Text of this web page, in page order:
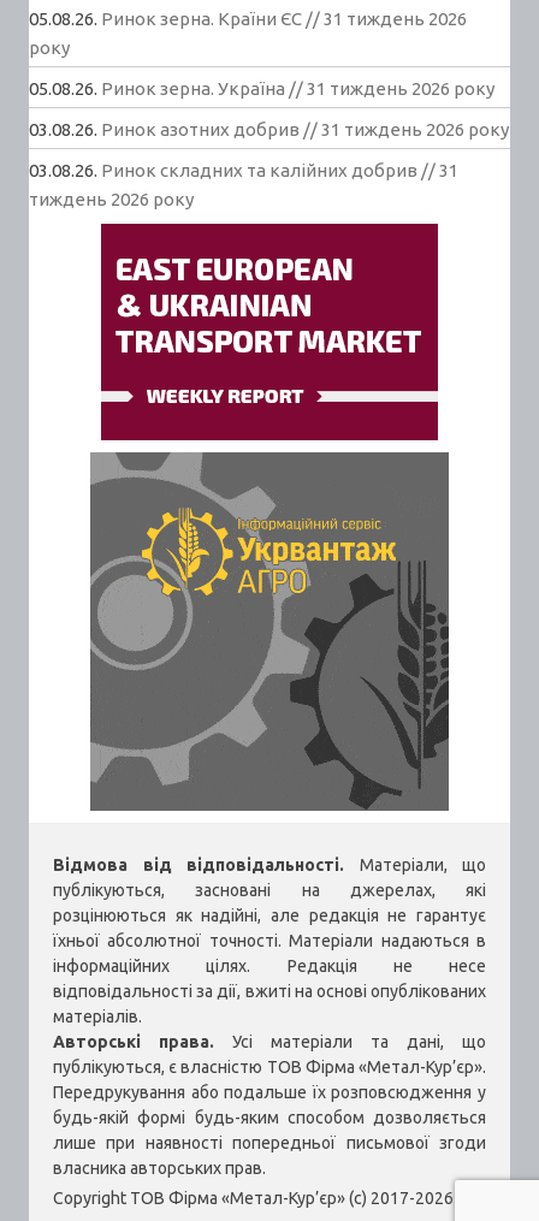
05.08.26. Ринок зерна. Країни ЄС // 31 тиждень 2026
року
05.08.26. Ринок зерна. Україна // 31 тиждень 2026 року
03.08.26. Ринок азотних добрив // 31 тиждень 2026 року
03.08.26. Ринок складних та калійних добрив // 31
тиждень 2026 року
Відмова від відповідальності. Матеріали, що
публікуються, засновані на джерелах, які
розцінюються як надійні, але редакція не гарантує
їхньої абсолютної точності. Матеріали надаються в
інформаційних цілях. Редакція не несе
відповідальності за дії, вжиті на основі опублікованих
матеріалів.
Авторські права. Усі матеріали та дані, що
публікуються, є власністю ТОВ Фірма «Метал-Кур’єр».
Передрукування або подальше їх розповсюдження у
будь-якій формі будь-яким способом дозволяється
лише при наявності попередньої письмової згоди
власника авторських прав.
Copyright ТОВ Фірма «Метал-Кур’єр» (c) 2017-2026